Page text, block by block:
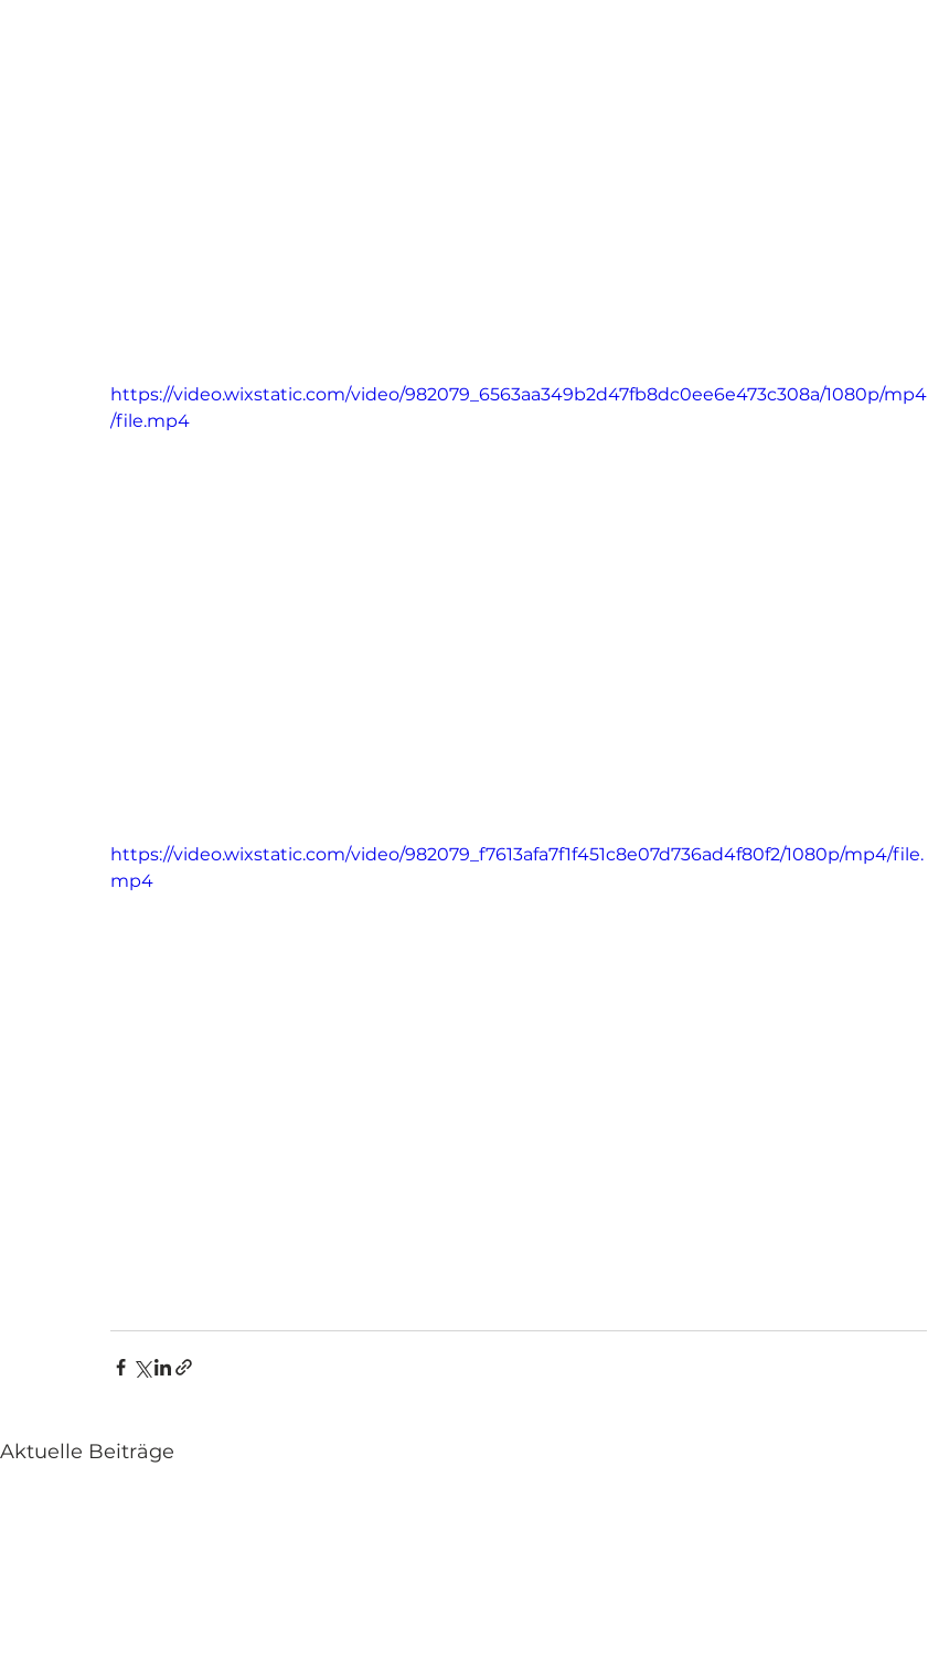
https://video.wixstatic.com/video/982079_6563aa349b2d47fb8dc0ee6e473c308a/1080p/mp4
/file.mp4
https://video.wixstatic.com/video/982079_f7613afa7f1f451c8e07d736ad4f80f2/1080p/mp4/file.
mp4
Aktuelle Beiträge